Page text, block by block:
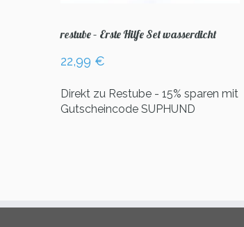
restube – Erste Hilfe Set wasserdicht
22,99 €
Direkt zu Restube - 15% sparen mit
Gutscheincode SUPHUND